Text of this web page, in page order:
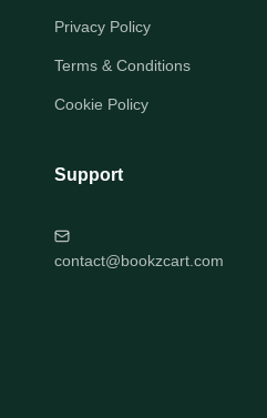
Privacy Policy
Terms & Conditions
Cookie Policy
Support
contact@bookzcart.com